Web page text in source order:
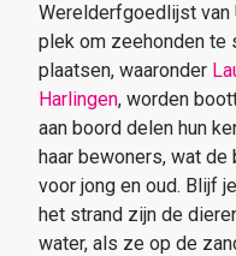
Werelderfgoedlijst
plek om zeehonden te
plaatsen, waaronder
Harlingen, worden
aan boord delen hun
haar bewoners, wat
voor jong en oud. Blijf
het strand zijn de
water, als ze op de